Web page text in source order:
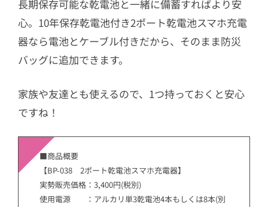
長期保存可能な乾電池と一緒に備蓄すればより安
心。10年保存乾電池付き2ポート乾電池スマホ充電
器なら電池とケーブル付きだから、そのまま防災
バッグに追加できます。
家族や友達とも使えるので、1つ持っておくと安心
ですね！
■商品概要
【BP-038 2ポート乾電池スマホ充電器】
実勢販売価格：3,400円(税別)
使用電源 ：アルカリ単3乾電池4本もしくは8本(別